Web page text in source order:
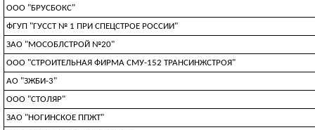
ООО "БРУСБОКС"
ФГУП "ГУССТ № 1 ПРИ СПЕЦСТРОЕ РОССИИ"
ЗАО "МОСОБЛСТРОЙ №20"
ООО "СТРОИТЕЛЬНАЯ ФИРМА СМУ-152 ТРАНСИНЖСТРОЯ"
АО "ЗЖБИ-3"
ООО "СТОЛЯР"
ЗАО "НОГИНСКОЕ ППЖТ"